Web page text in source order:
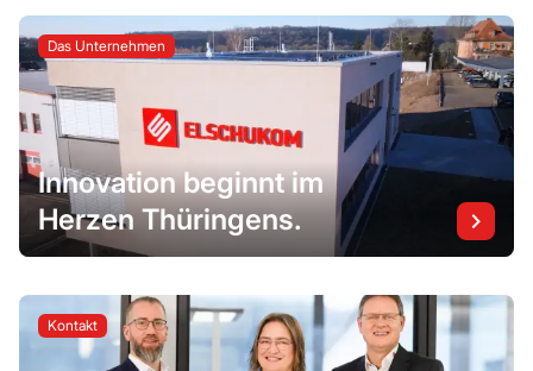
Das Unternehmen
Innovation beginnt im
Herzen Thüringens.
Kontakt